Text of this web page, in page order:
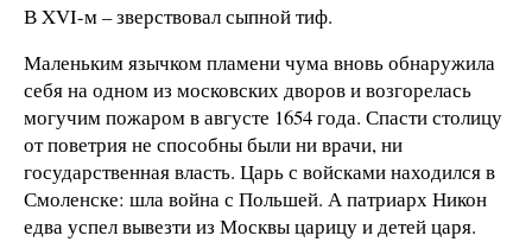
В XVI-м – зверствовал сыпной тиф.
Маленьким язычком пламени чума вновь обнаружила
себя на одном из московских дворов и возгорелась
могучим пожаром в августе 1654 года. Спасти столицу
от поветрия не способны были ни врачи, ни
государственная власть. Царь с войсками находился в
Смоленске: шла война с Польшей. А патриарх Никон
едва успел вывезти из Москвы царицу и детей царя.